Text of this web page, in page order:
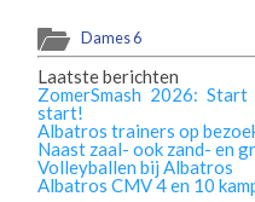
Dames 6
Laatste berichten
ZomerSmash 2026:
start!
Albatros trainers op
Naast zaal- ook zand- en
Volleyballen bij Albatros
Albatros CMV 4 en 10